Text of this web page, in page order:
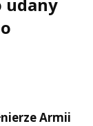
Armii